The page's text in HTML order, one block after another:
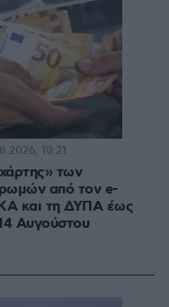
των
από τον e-
και τη ΔΥΠΑ έως
Αυγούστου
10:21